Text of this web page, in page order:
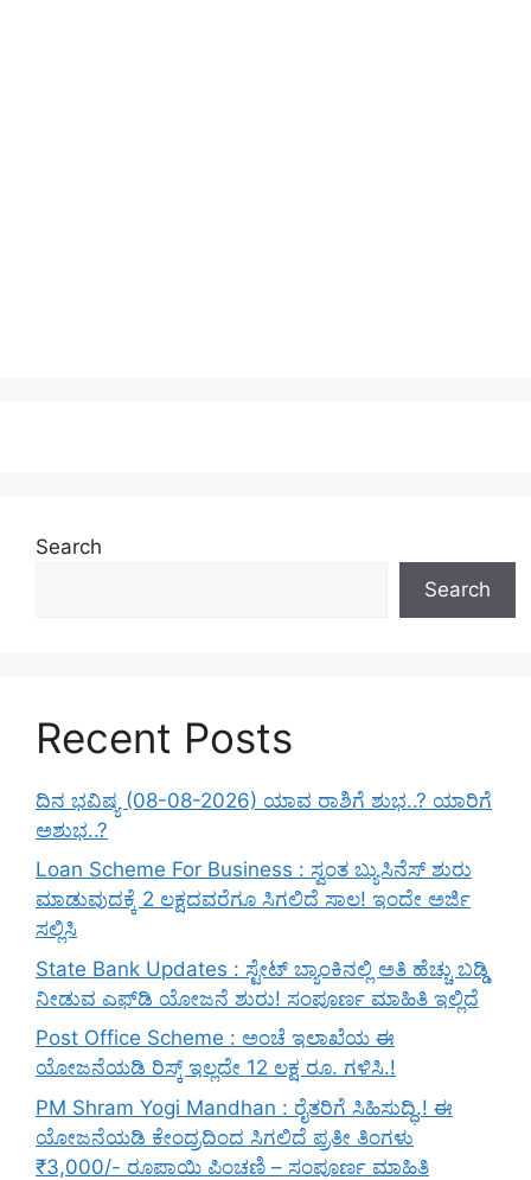
Search
Search
Recent Posts
ದಿನ ಭವಿಷ್ಯ (08-08-2026) ಯಾವ ರಾಶಿಗೆ ಶುಭ..? ಯಾರಿಗೆ
ಅಶುಭ..?
Loan Scheme For Business : ಸ್ವಂತ ಬ್ಯುಸಿನೆಸ್ ಶುರು
ಮಾಡುವುದಕ್ಕೆ 2 ಲಕ್ಷದವರೆಗೂ ಸಿಗಲಿದೆ ಸಾಲ! ಇಂದೇ ಅರ್ಜಿ
ಸಲ್ಲಿಸಿ
State Bank Updates : ಸ್ಟೇಟ್ ಬ್ಯಾಂಕಿನಲ್ಲಿ ಅತಿ ಹೆಚ್ಚು ಬಡ್ಡಿ
ನೀಡುವ ಎಫ್‌ಡಿ ಯೋಜನೆ ಶುರು! ಸಂಪೂರ್ಣ ಮಾಹಿತಿ ಇಲ್ಲಿದೆ
Post Office Scheme : ಅಂಚೆ ಇಲಾಖೆಯ ಈ
ಯೋಜನೆಯಡಿ ರಿಸ್ಕ್‌ ಇಲ್ಲದೇ 12 ಲಕ್ಷ ರೂ. ಗಳಿಸಿ.!
PM Shram Yogi Mandhan : ರೈತರಿಗೆ ಸಿಹಿಸುದ್ಧಿ.! ಈ
ಯೋಜನೆಯಡಿ ಕೇಂದ್ರದಿಂದ ಸಿಗಲಿದೆ ಪ್ರತೀ ತಿಂಗಳು
₹3,000/- ರೂಪಾಯಿ ಪಿಂಚಣಿ – ಸಂಪೂರ್ಣ ಮಾಹಿತಿ